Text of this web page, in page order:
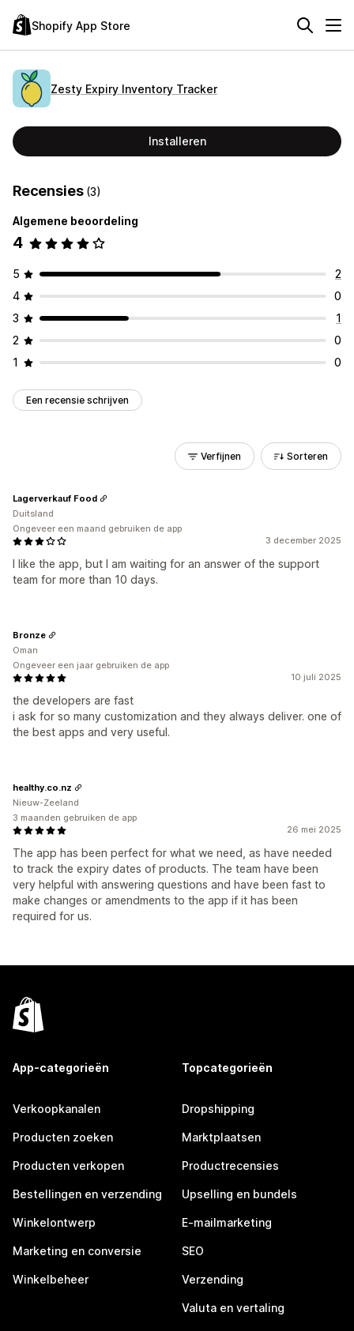
Shopify App Store
Zesty Expiry Inventory Tracker
Installeren
Recensies (3)
Algemene beoordeling
4
5
2
4
0
3
1
2
0
1
0
Een recensie schrijven
Verfijnen Sorteren
3 december 2025
I like the app, but I am waiting for an answer of the support
team for more than 10 days.
Lagerverkauf Food
Duitsland
Ongeveer een maand gebruiken de app
10 juli 2025
the developers are fast
i ask for so many customization and they always deliver. one of
the best apps and very useful.
Bronze
Oman
Ongeveer een jaar gebruiken de app
26 mei 2025
The app has been perfect for what we need, as have needed
to track the expiry dates of products. The team have been
very helpful with answering questions and have been fast to
make changes or amendments to the app if it has been
required for us.
healthy.co.nz
Nieuw-Zeeland
3 maanden gebruiken de app
App-categorieën
Verkoopkanalen
Producten zoeken
Producten verkopen
Bestellingen en verzending
Winkelontwerp
Marketing en conversie
Winkelbeheer
Topcategorieën
Dropshipping
Marktplaatsen
Productrecensies
Upselling en bundels
E-mailmarketing
SEO
Verzending
Valuta en vertaling